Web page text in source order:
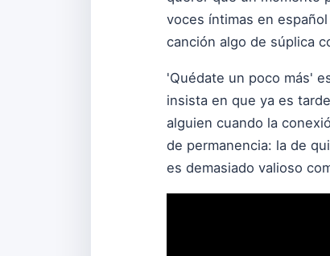
voces íntimas en
canción algo de súplica
'Quédate un poco más'
insista en que ya es
alguien cuando la
de permanencia: la de
es demasiado valioso